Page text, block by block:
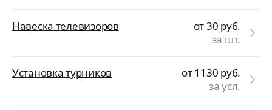
Навеска телевизоров от 30 руб.
за шт.
Установка турников от 1130 руб.
за усл.